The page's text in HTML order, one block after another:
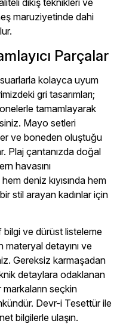
dikiş teknikleri ve
maruziyetinde dahi
Parçalar
kolayca uyum
gri tasarımları;
tamamlayarak
Mayo setleri
ve boneden oluştuğu
Plaj çantanızda doğal
havasını
deniz kıyısında hem
stil arayan kadınlar için
bilgi ve dürüst listeleme
detayını ve
Gereksiz karmaşadan
detaylara odaklanan
seçkin
Devr-i Tesettür ile
bilgilerle ulaşın.